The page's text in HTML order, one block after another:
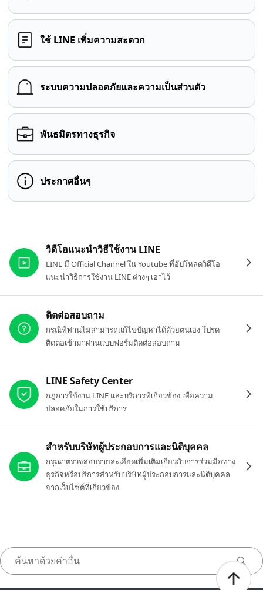
ใช้ LINE เพิ่มความสะดวก
ระบบความปลอดภัยและความเป็นส่วนตัว
พันธมิตรทางธุรกิจ
ประกาศอื่นๆ
วิดีโอแนะนำวิธีใช้งาน LINE
LINE มี Official Channel ใน Youtube ที่อัปโหลดวิดีโอ
แนะนำวิธีการใช้งาน LINE ต่างๆ เอาไว้
ติดต่อสอบถาม
กรณีที่ท่านไม่สามารถแก้ไขปัญหาได้ด้วยตนเอง โปรด
ติดต่อเข้ามาผ่านแบบฟอร์มติดต่อสอบถาม
LINE Safety Center
กฎการใช้งาน LINE และบริการที่เกี่ยวข้อง เพื่อความ
ปลอดภัยในการใช้บริการ
สำหรับบริษัทผู้ประกอบการและนิติบุคคล
กรุณาตรวจสอบรายละเอียดเพิ่มเติมเกี่ยวกับการร่วมมือทาง
ธุรกิจหรือบริการสำหรับบริษัทผู้ประกอบการและนิติบุคคล
จากเว็บไซต์ที่เกี่ยวข้อง